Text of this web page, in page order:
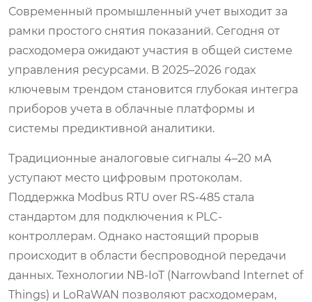
Современный промышленный учет выходит за
рамки простого снятия показаний. Сегодня от
расходомера ожидают участия в общей системе
управления ресурсами. В 2025–2026 годах
ключевым трендом становится глубокая интегра
приборов учета в облачные платформы и
системы предиктивной аналитики.
Традиционные аналоговые сигналы 4–20 мА
уступают место цифровым протоколам.
Поддержка Modbus RTU over RS-485 стала
стандартом для подключения к PLC-
контроллерам. Однако настоящий прорыв
происходит в области беспроводной передачи
данных. Технологии NB-IoT (Narrowband Internet of
Things) и LoRaWAN позволяют расходомерам,